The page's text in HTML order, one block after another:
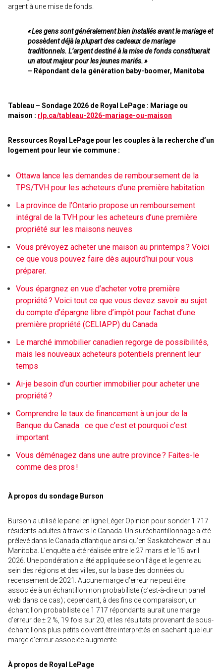
argent à une mise de fonds.
« Les gens sont généralement bien installés avant le mariage et
possèdent déjà la plupart des cadeaux de mariage
traditionnels. L’argent destiné à la mise de fonds constituerait
un atout majeur pour les jeunes mariés. »
– Répondant de la génération baby-boomer, Manitoba
Tableau – Sondage 2026 de Royal LePage : Mariage ou
maison : rlp.ca/tableau-2026-mariage-ou-maison
Ressources Royal LePage pour les couples à la recherche d’un
logement pour leur vie commune :
Ottawa lance les demandes de remboursement de la
TPS/TVH pour les acheteurs d’une première habitation
La province de l’Ontario propose un remboursement
intégral de la TVH pour les acheteurs d’une première
propriété sur les maisons neuves
Vous prévoyez acheter une maison au printemps ? Voici
ce que vous pouvez faire dès aujourd’hui pour vous
préparer.
Vous épargnez en vue d’acheter votre première
propriété ? Voici tout ce que vous devez savoir au sujet
du compte d’épargne libre d’impôt pour l’achat d’une
première propriété (CELIAPP) du Canada
Le marché immobilier canadien regorge de possibilités,
mais les nouveaux acheteurs potentiels prennent leur
temps
Ai-je besoin d’un courtier immobilier pour acheter une
propriété ?
Comprendre le taux de financement à un jour de la
Banque du Canada : ce que c’est et pourquoi c’est
important
Vous déménagez dans une autre province ? Faites-le
comme des pros !
À propos du sondage Burson
Burson a utilisé le panel en ligne Léger Opinion pour sonder 1 717
résidents adultes à travers le Canada. Un suréchantillonnage a été
prélevé dans le Canada atlantique ainsi qu’en Saskatchewan et au
Manitoba. L’enquête a été réalisée entre le 27 mars et le 15 avril
2026. Une pondération a été appliquée selon l’âge et le genre au
sein des régions et des villes, sur la base des données du
recensement de 2021. Aucune marge d’erreur ne peut être
associée à un échantillon non probabiliste (c’est-à-dire un panel
web dans ce cas) ; cependant, à des fins de comparaison, un
échantillon probabiliste de 1 717 répondants aurait une marge
d’erreur de ± 2 %, 19 fois sur 20, et les résultats provenant de sous-
échantillons plus petits doivent être interprétés en sachant que leur
marge d’erreur associée augmente.
À propos de Royal LePage